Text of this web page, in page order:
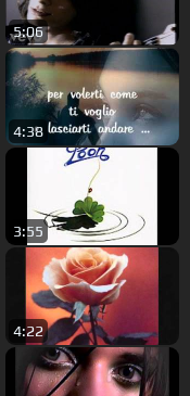
5:06
4:38
3:55
4:22